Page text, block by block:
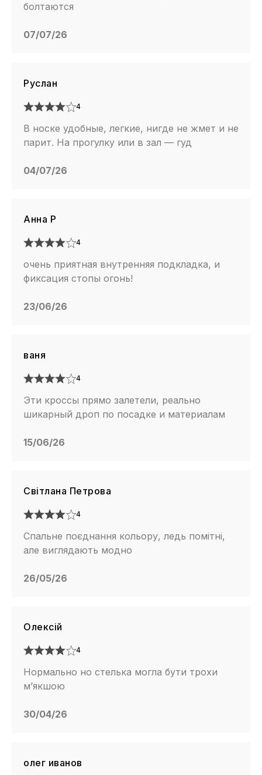
болтаются
07/07/26
Руслан
4
В носке удобные, легкие, нигде не жмет и не
парит. На прогулку или в зал — гуд
04/07/26
Анна Р
4
очень приятная внутренняя подкладка, и
фиксация стопы огонь!
23/06/26
ваня
4
Эти кроссы прямо залетели, реально
шикарный дроп по посадке и материалам
15/06/26
Світлана Петрова
4
Спальне поєднання кольору, ледь помітні,
але виглядають модно
26/05/26
Олексій
4
Нормально но стелька могла бути трохи
м’якшою
30/04/26
олег иванов